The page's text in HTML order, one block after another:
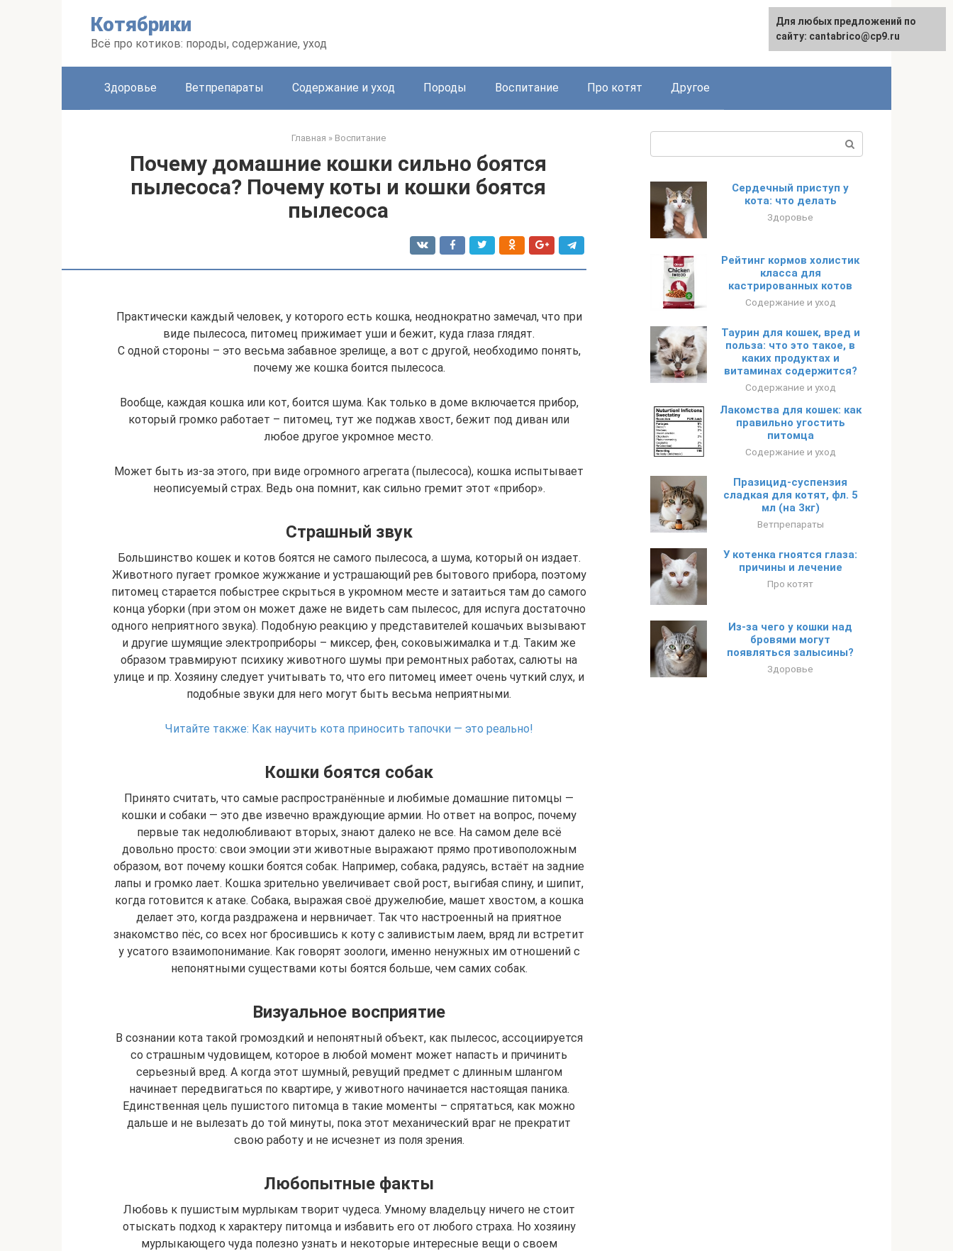
Котябрики
Всё про котиков: породы, содержание, уход
Русский
Здоровье Ветпрепараты Содержание и уход Породы Воспитание Про котят Другое
Главная » Воспитание
Почему домашние кошки сильно боятся
пылесоса? Почему коты и кошки боятся
пылесоса
Практически каждый человек, у которого есть кошка, неоднократно замечал, что при
виде пылесоса, питомец прижимает уши и бежит, куда глаза глядят.
С одной стороны – это весьма забавное зрелище, а вот с другой, необходимо понять,
почему же кошка боится пылесоса.
Вообще, каждая кошка или кот, боится шума. Как только в доме включается прибор,
который громко работает – питомец, тут же поджав хвост, бежит под диван или
любое другое укромное место.
Может быть из-за этого, при виде огромного агрегата (пылесоса), кошка испытывает
неописуемый страх. Ведь она помнит, как сильно гремит этот «прибор».
Страшный звук
Большинство кошек и котов боятся не самого пылесоса, а шума, который он издает.
Животного пугает громкое жужжание и устрашающий рев бытового прибора, поэтому
питомец старается побыстрее скрыться в укромном месте и затаиться там до самого
конца уборки (при этом он может даже не видеть сам пылесос, для испуга достаточно
одного неприятного звука). Подобную реакцию у представителей кошачьих вызывают
и другие шумящие электроприборы – миксер, фен, соковыжималка и т.д. Таким же
образом травмируют психику животного шумы при ремонтных работах, салюты на
улице и пр. Хозяину следует учитывать то, что его питомец имеет очень чуткий слух, и
подобные звуки для него могут быть весьма неприятными.
Читайте также: Как научить кота приносить тапочки — это реально!
Кошки боятся собак
Принято считать, что самые распространённые и любимые домашние питомцы —
кошки и собаки — это две извечно враждующие армии. Но ответ на вопрос, почему
первые так недолюбливают вторых, знают далеко не все. На самом деле всё
довольно просто: свои эмоции эти животные выражают прямо противоположным
образом, вот почему кошки боятся собак. Например, собака, радуясь, встаёт на задние
лапы и громко лает. Кошка зрительно увеличивает свой рост, выгибая спину, и шипит,
когда готовится к атаке. Собака, выражая своё дружелюбие, машет хвостом, а кошка
делает это, когда раздражена и нервничает. Так что настроенный на приятное
знакомство пёс, со всех ног бросившись к коту с заливистым лаем, вряд ли встретит
у усатого взаимопонимание. Как говорят зоологи, именно ненужных им отношений с
непонятными существами коты боятся больше, чем самих собак.
Визуальное восприятие
В сознании кота такой громоздкий и непонятный объект, как пылесос, ассоциируется
со страшным чудовищем, которое в любой момент может напасть и причинить
серьезный вред. А когда этот шумный, ревущий предмет с длинным шлангом
начинает передвигаться по квартире, у животного начинается настоящая паника.
Единственная цель пушистого питомца в такие моменты – спрятаться, как можно
дальше и не вылезать до той минуты, пока этот механический враг не прекратит
свою работу и не исчезнет из поля зрения.
Любопытные факты
Любовь к пушистым мурлыкам творит чудеса. Умному владельцу ничего не стоит
отыскать подход к характеру питомца и избавить его от любого страха. Но хозяину
мурлыкающего чуда полезно узнать и некоторые интересные вещи о своем
Сердечный приступ у
кота: что делать
Здоровье
Рейтинг кормов холистик
класса для
кастрированных котов
Содержание и уход
Таурин для кошек, вред и
польза: что это такое, в
каких продуктах и
витаминах содержится?
Содержание и уход
Лакомства для кошек: как
правильно угостить
питомца
Содержание и уход
Празицид-суспензия
сладкая для котят, фл. 5
мл (на 3кг)
Ветпрепараты
У котенка гноятся глаза:
причины и лечение
Про котят
Из-за чего у кошки над
бровями могут
появляться залысины?
Здоровье
Для любых предложений по
сайту: cantabrico@cp9.ru